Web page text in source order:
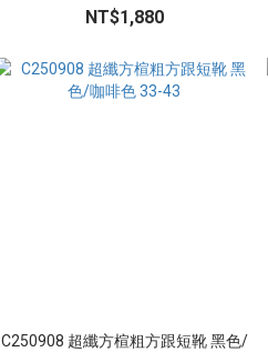
NT$1,880
C250908 超纖方楦粗方跟短靴 黑色/